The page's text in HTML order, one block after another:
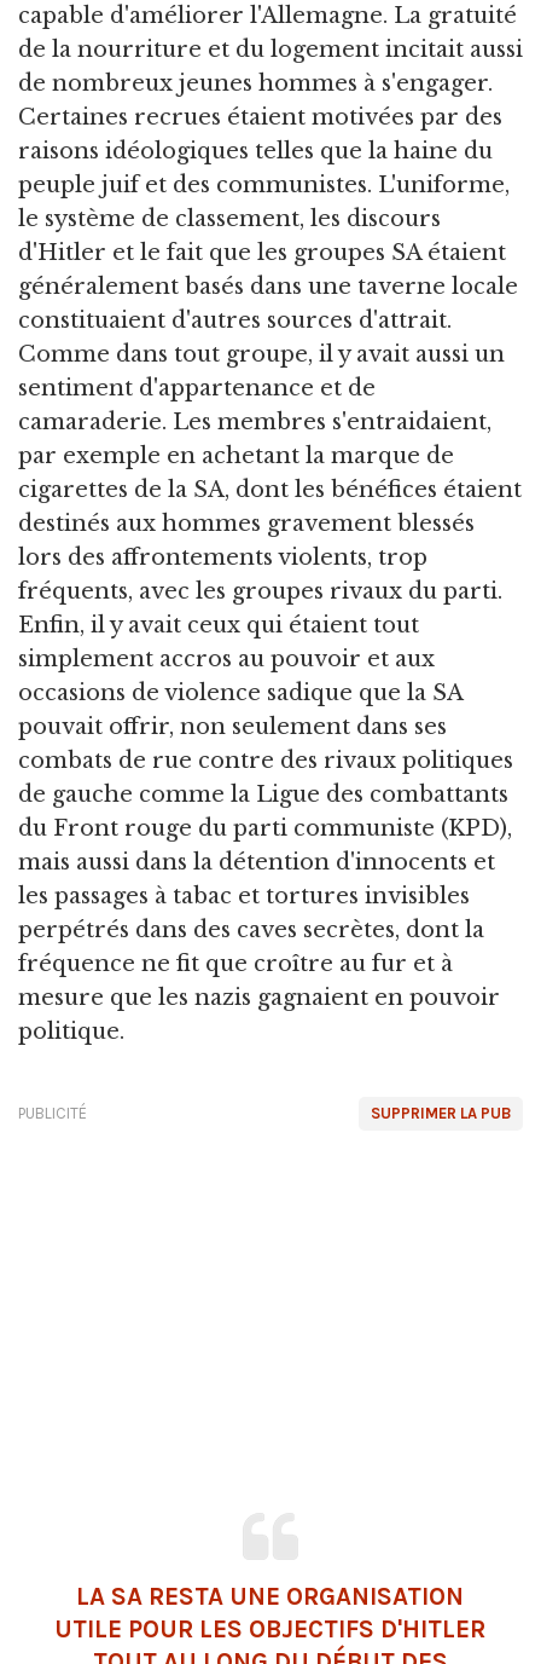
capable d'améliorer l'Allemagne. La gratuité
de la nourriture et du logement incitait aussi
de nombreux jeunes hommes à s'engager.
Certaines recrues étaient motivées par des
raisons idéologiques telles que la haine du
peuple juif et des communistes. L'uniforme,
le système de classement, les discours
d'Hitler et le fait que les groupes SA étaient
généralement basés dans une taverne locale
constituaient d'autres sources d'attrait.
Comme dans tout groupe, il y avait aussi un
sentiment d'appartenance et de
camaraderie. Les membres s'entraidaient,
par exemple en achetant la marque de
cigarettes de la SA, dont les bénéfices étaient
destinés aux hommes gravement blessés
lors des affrontements violents, trop
fréquents, avec les groupes rivaux du parti.
Enfin, il y avait ceux qui étaient tout
simplement accros au pouvoir et aux
occasions de violence sadique que la SA
pouvait offrir, non seulement dans ses
combats de rue contre des rivaux politiques
de gauche comme la Ligue des combattants
du Front rouge du parti communiste (KPD),
mais aussi dans la détention d'innocents et
les passages à tabac et tortures invisibles
perpétrés dans des caves secrètes, dont la
fréquence ne fit que croître au fur et à
mesure que les nazis gagnaient en pouvoir
politique.
SUPPRIMER LA PUB
PUBLICITÉ
LA SA RESTA UNE ORGANISATION
UTILE POUR LES OBJECTIFS D'HITLER